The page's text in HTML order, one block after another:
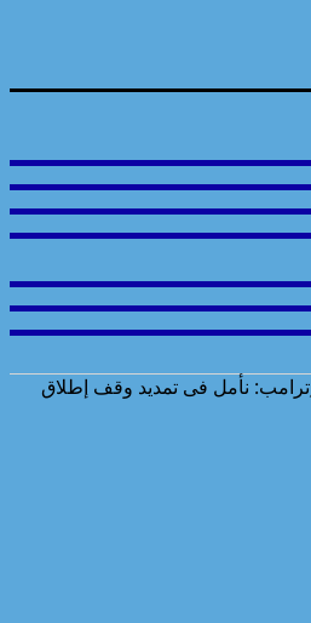
ترامب: نأمل فى تمديد وقف إطلاق